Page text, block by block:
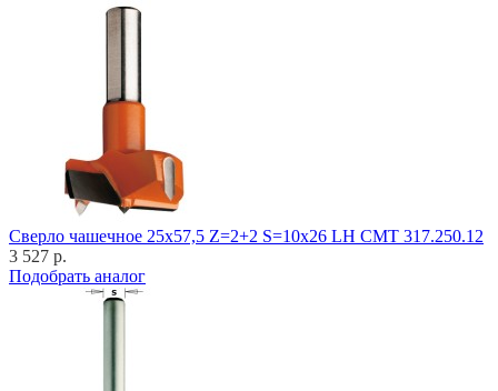
Cверло чашечное 25x57,5 Z=2+2 S=10x26 LH CMT 317.250.12
3 527 р.
Подобрать аналог